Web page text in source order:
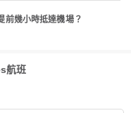
幾小時抵達機場？
航班